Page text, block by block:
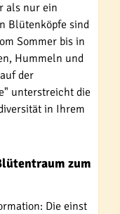
als nur ein
Blütenköpfe sind
Sommer bis in
Hummeln und
der
unterstreicht die
in Ihrem
zum
Die einst